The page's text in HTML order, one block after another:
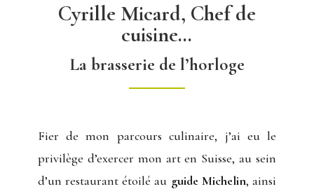
Cyrille Micard, Chef de
cuisine…
La brasserie de l’horloge
Fier de mon parcours culinaire, j’ai eu le
privilège d’exercer mon art en Suisse, au sein
d’un restaurant étoilé au guide Michelin, ainsi